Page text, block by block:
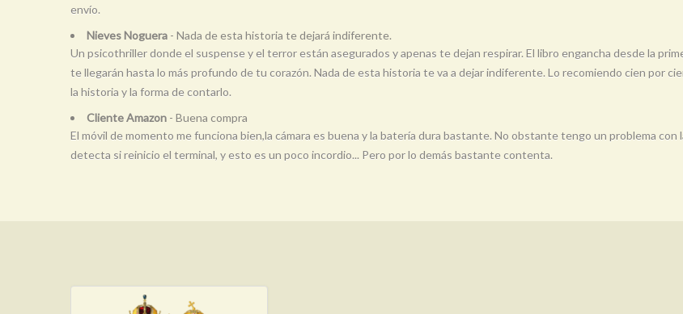
envío.
Nieves Noguera - Nada de esta historia te dejará indiferente.
Un psicothriller donde el suspense y el terror están asegurados y apenas te dejan respirar. El libro engancha desde la
te llegarán hasta lo más profundo de tu corazón. Nada de esta historia te va a dejar indiferente. Lo recomiendo cien por
la historia y la forma de contarlo.
Cliente Amazon - Buena compra
El móvil de momento me funciona bien,la cámara es buena y la batería dura bastante. No obstante tengo un problema
detecta si reinicio el terminal, y esto es un poco incordio... Pero por lo demás bastante contenta.